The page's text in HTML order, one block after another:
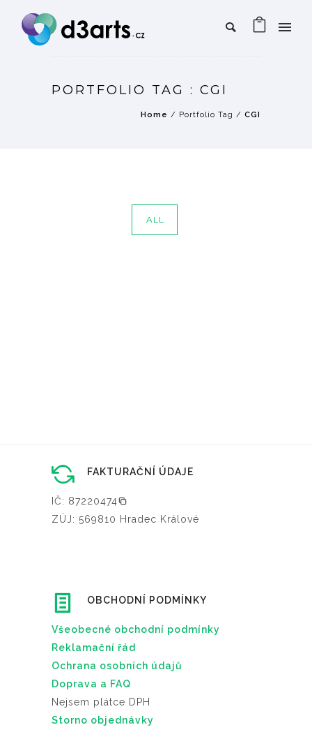
PORTFOLIO TAG : CGI
Home / Portfolio Tag / CGI
ALL
FAKTURAČNÍ ÚDAJE
IČ: 87220474
ZÚJ: 569810 Hradec Králové
OBCHODNÍ PODMÍNKY
Všeobecné obchodní podmínky
Reklamační řád
Ochrana osobních údajů
Doprava a FAQ
Nejsem plátce DPH
Storno objednávky